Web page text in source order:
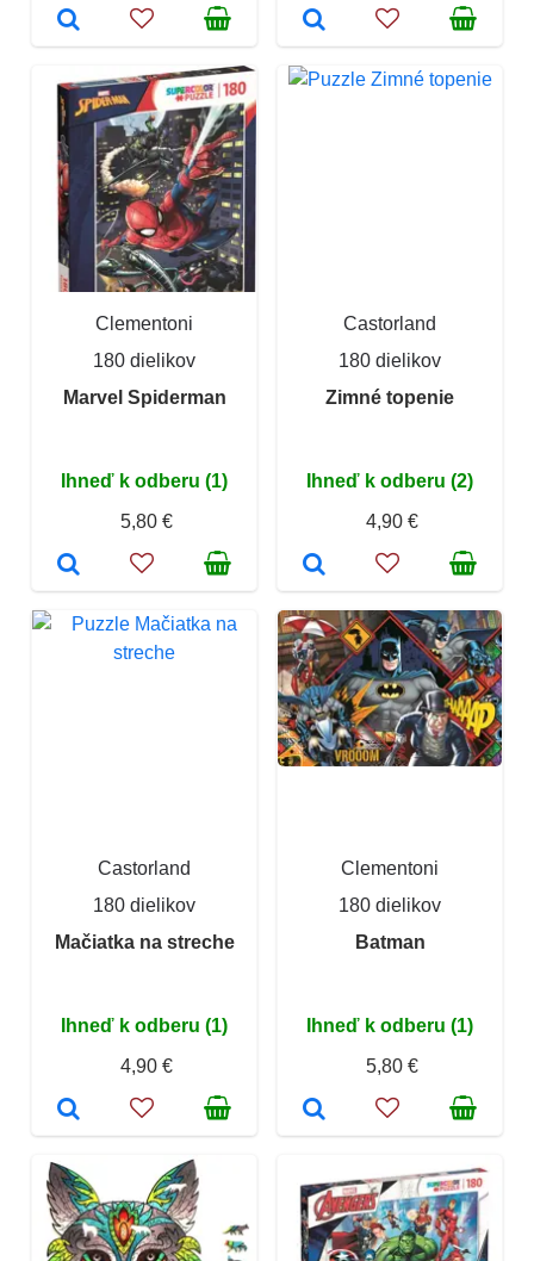
Clementoni
180 dielikov
Marvel Spiderman
Ihneď k odberu (1)
5,80 €
Castorland
180 dielikov
Zimné topenie
Ihneď k odberu (2)
4,90 €
Castorland
180 dielikov
Mačiatka na streche
Ihneď k odberu (1)
4,90 €
Clementoni
180 dielikov
Batman
Ihneď k odberu (1)
5,80 €